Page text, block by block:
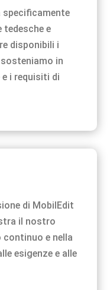
specificamente
e
disponibili i
in
i requisiti di
di MobilEdit
il nostro
e nella
esigenze e alle